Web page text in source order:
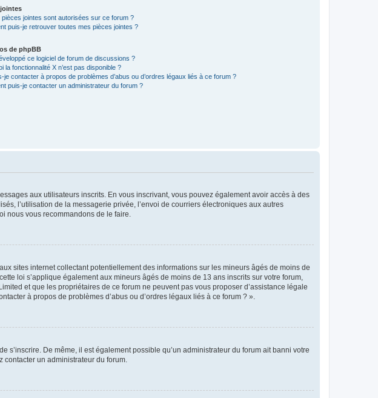
pièces jointes sont autorisées sur ce forum ?
puis-je retrouver toutes mes pièces jointes ?
de phpBB
ce logiciel de forum de discussions ?
la fonctionnalité X n’est pas disponible ?
je contacter à propos de problèmes d’abus ou d’ordres légaux liés à ce forum ?
puis-je contacter un administrateur du forum ?
aux utilisateurs inscrits. En vous inscrivant, vous pouvez également avoir accès à des
l’utilisation de la messagerie privée, l’envoi de courriers électroniques aux autres
nous vous recommandons de le faire.
sites internet collectant potentiellement des informations sur les mineurs âgés de moins de
loi s’applique également aux mineurs âgés de moins de 13 ans inscrits sur votre forum,
et que les propriétaires de ce forum ne peuvent pas vous proposer d’assistance légale
à propos de problèmes d’abus ou d’ordres légaux liés à ce forum ? ».
s’inscrire. De même, il est également possible qu’un administrateur du forum ait banni votre
contacter un administrateur du forum.